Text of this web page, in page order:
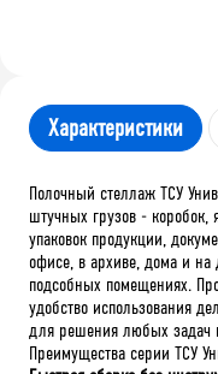
Характеристики
Полочный стеллаж ТСУ
штучных грузов - коробок,
упаковок продукции,
офисе, в архиве, дома и на
подсобных помещениях.
удобство использования
для решения любых задач
Преимущества серии ТСУ